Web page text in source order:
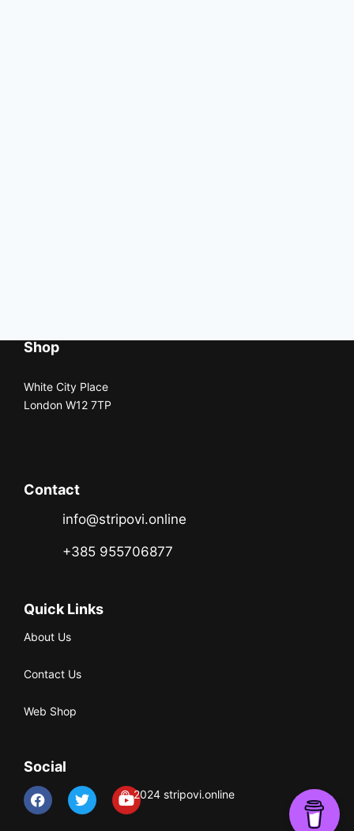
Shop
White City Place
London W12 7TP
Contact
info@stripovi.online
+385 955706877
Quick Links
About Us
Contact Us
Web Shop
Social
© 2024 stripovi.online